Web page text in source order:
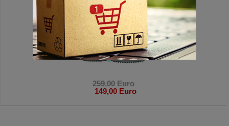
259,00 Euro
149,00 Euro